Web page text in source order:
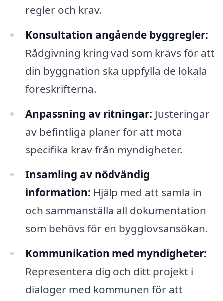
regler och krav.
Konsultation angående byggregler:
Rådgivning kring vad som krävs för att
din byggnation ska uppfylla de lokala
föreskrifterna.
Anpassning av ritningar: Justeringar
av befintliga planer för att möta
specifika krav från myndigheter.
Insamling av nödvändig
information: Hjälp med att samla in
och sammanställa all dokumentation
som behövs för en bygglovsansökan.
Kommunikation med myndigheter:
Representera dig och ditt projekt i
dialoger med kommunen för att